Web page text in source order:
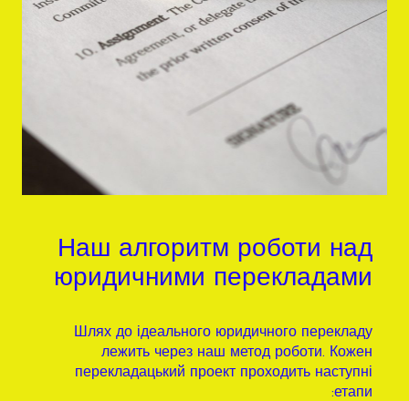
Наш алгоритм роботи над
юридичними перекладами
Шлях до ідеального юридичного перекладу
лежить через наш метод роботи. Кожен
перекладацький проект проходить наступні
етапи: